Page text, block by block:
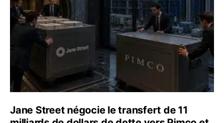
Jane Street négocie le transfert de 11